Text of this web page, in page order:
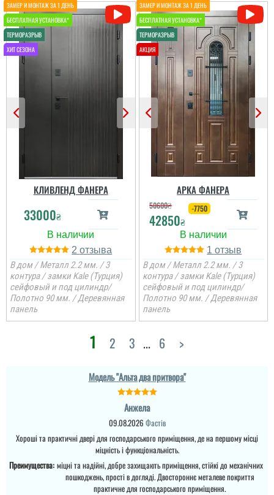
фанери, дуже зроблено
вдало і якісно, дуже
задоволений...
Андрій
Непогано для будинку
за такі гроші, метал
добротний і гарно
Тарас
Замовляли двері через
нову пошту, швидко
пришли, легко
поставили, видно, що
Андрій
але воно того вартує,
двері якісні, встановили
молодці. ...
КЛИВЛЕНД ФАНЕРА
33000₴
2
В дом / Металл 2.2 мм. / 3
контура / замки Kale (Турция)
сейфовый и под цилиндр/
Полотно 90 мм. / Деревянная
панель
АРКА ФАНЕРА
50600₴
42850₴
-7750
1
В дом / Металл 2.2 мм. / 3
контура / замки Kale (Турция)
сейфовый и под цилиндр/
Полотно 90 мм. / Деревянная
панель
1 2 3 ... 6 >
Модель "Альта два притвора"
Анжела
09.08.2026 Фастів
Хороші та практичні двері для господарського приміщення, де на першому місці
міцність і функціональність.
Преимущества: міцні та надійні, добре захищають приміщення, стійкі до механічних
пошкоджень, прості в догляді. Двостороннє металеве покриття
практичне для господарського приміщення.